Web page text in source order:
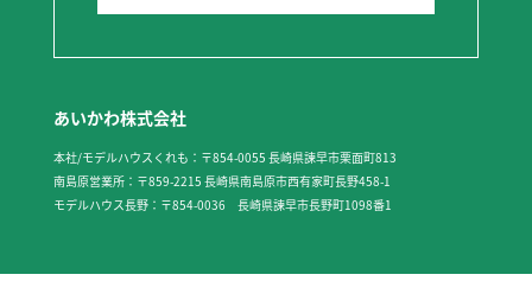
あいかわ株式会社
本社/モデルハウスくれも：〒854-0055 長崎県諫早市栗面町813
南島原営業所：〒859-2215 長崎県南島原市西有家町長野458-1
モデルハウス長野：〒854-0036 長崎県諫早市長野町1098番1